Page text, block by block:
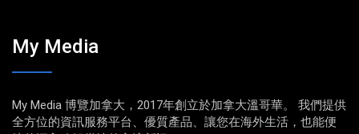
My Media
My Media 博覽加拿大，2017年創立於加拿大溫哥華。 我們提供
全方位的資訊服務平台、優質產品、讓您在海外生活，也能便